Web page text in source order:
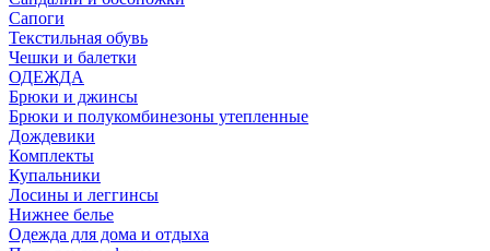
Сапоги
Текстильная обувь
Чешки и балетки
ОДЕЖДА
Брюки и джинсы
Брюки и полукомбинезоны утепленные
Дождевики
Комплекты
Купальники
Лосины и леггинсы
Нижнее белье
Одежда для дома и отдыха